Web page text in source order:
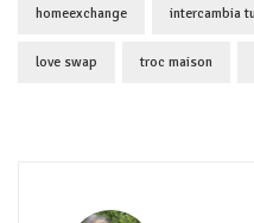
homeexchange intercambia
love swap troc maison